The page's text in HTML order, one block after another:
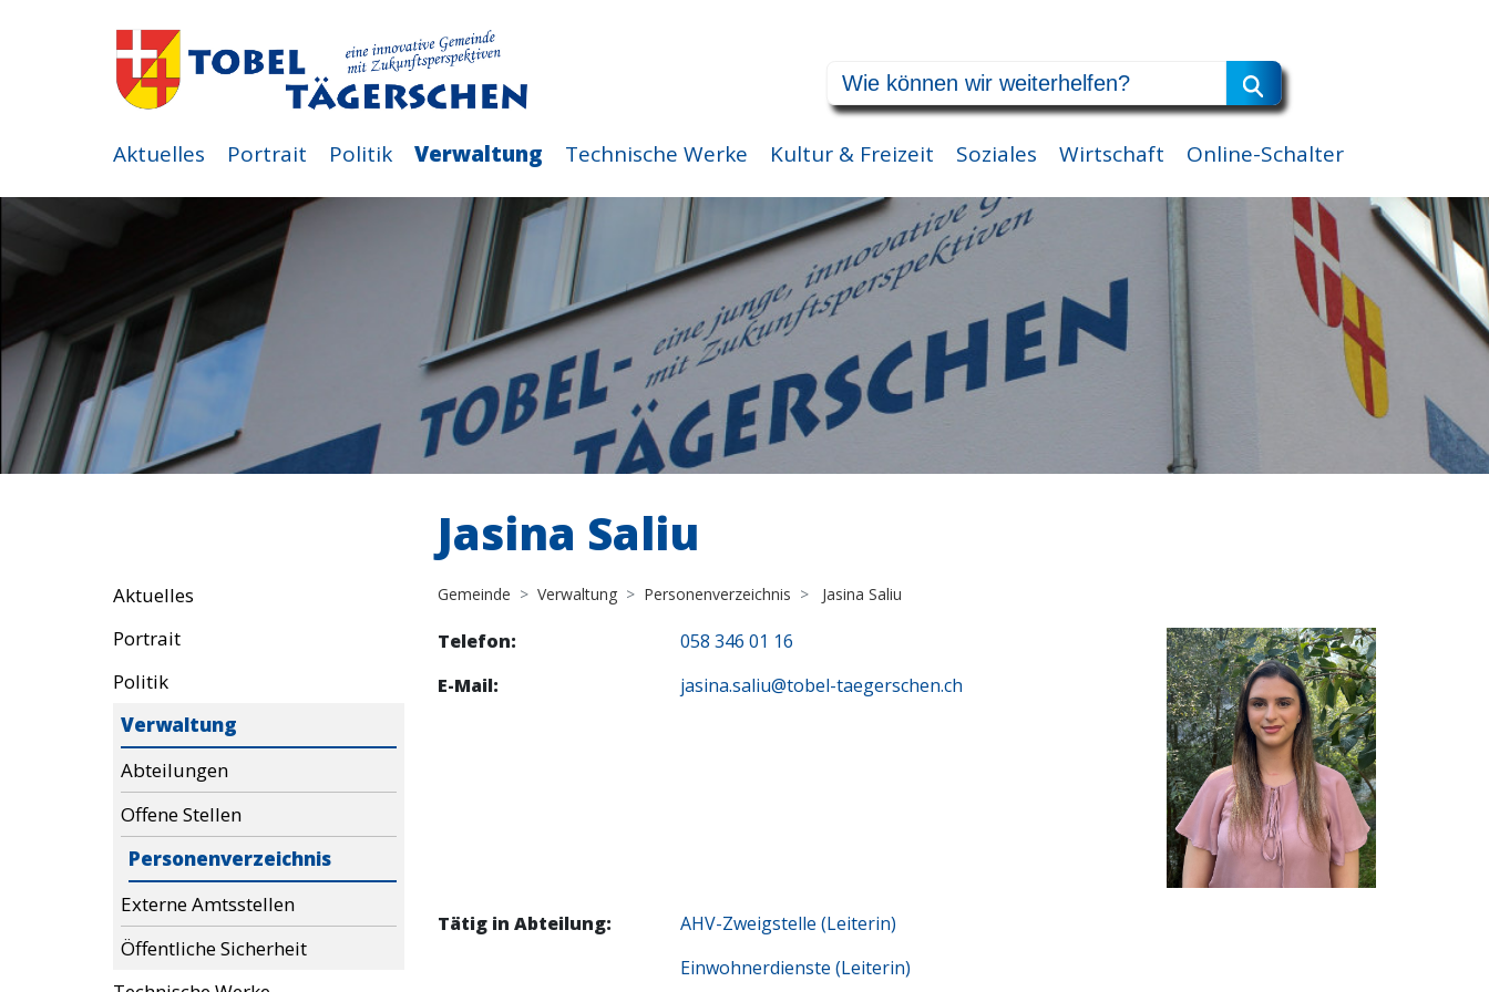
Aktuelles Portrait Politik Verwaltung Technische Werke Kultur & Freizeit Soziales Wirtschaft Online-Schalter
Aktuelles
Portrait
Politik
Verwaltung
Abteilungen
Offene Stellen
Personenverzeichnis
Externe Amtsstellen
Öffentliche Sicherheit
Jasina Saliu
Gemeinde Verwaltung Personenverzeichnis Jasina Saliu
Telefon:
058 346 01 16
E-Mail:
jasina.saliu@tobel-taegerschen.ch
Tätig in Abteilung:
AHV-Zweigstelle (Leiterin)
Einwohnerdienste (Leiterin)